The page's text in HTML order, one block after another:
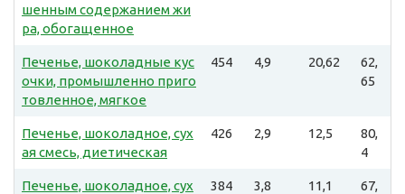
шенным содержанием жи
ра, обогащенное
Печенье, шоколадные кус
очки, промышленно приго
товленное, мягкое
454 4,9 20,62
62,
65
Печенье, шоколадное, сух
ая смесь, диетическая
426 2,9 12,5
80,
4
Печенье, шоколадное, сух
384 3,8 11,1
67,